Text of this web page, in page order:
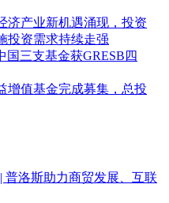
济产业新机遇涌现，投资
投资需求持续走强
国三支基金获GRESB四
增值基金完成募集，总投
普洛斯助力商贸发展、互联